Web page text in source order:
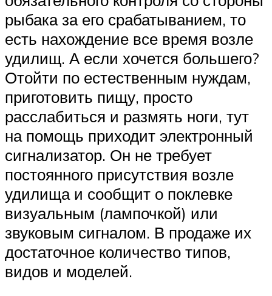
рыбака за его срабатыванием, то
есть нахождение все время возле
удилищ. А если хочется большего?
Отойти по естественным нуждам,
приготовить пищу, просто
расслабиться и размять ноги, тут
на помощь приходит электронный
сигнализатор. Он не требует
постоянного присутствия возле
удилища и сообщит о поклевке
визуальным (лампочкой) или
звуковым сигналом. В продаже их
достаточное количество типов,
видов и моделей.